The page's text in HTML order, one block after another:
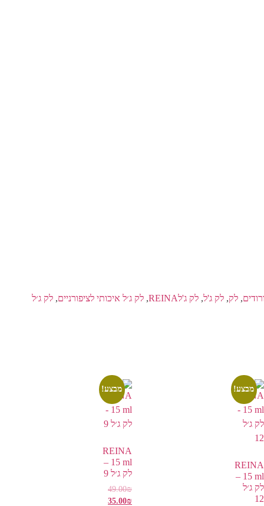
ורודים, לק, לק ג'ל, לק ג'לREINA , לק ג׳ל איכותי לציפורניים, לק ג׳ל
מבצע!
REINA
15 ml –
לק ג׳ל
12
מבצע!
REINA
15 ml –
לק ג׳ל 9
49.00₪
35.00₪